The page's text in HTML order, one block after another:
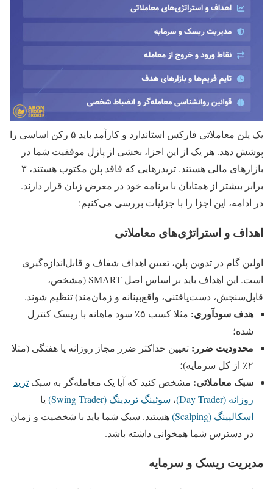
یک پلن معاملاتی فارکس استاندارد و کارآمد باید ۵ رکن اساسی را
پوشش دهد. هر یک از این اجزا، بخشی از پازل موفقیت شما در
بازارهای مالی هستند. تریدرهایی که فاقد پلن مکتوب هستند، ۳
برابر بیشتر از همتایان با برنامه خود در معرض زیان قرار دارند.
در ادامه، این اجزا را با جزئیات بررسی می‌کنیم:
اهداف و استراتژی‌های معاملاتی
اولین گام در تدوین پلن، تعیین اهداف شفاف و قابل‌اندازه‌گیری
است. این اهداف باید بر اساس اصل SMART (مشخص،
قابل‌سنجش، دست‌یافتنی، واقع‌بینانه و زمان‌مند) تنظیم شوند.
هدف سودآوری:
مثلا کسب ۵٪ سود ماهانه با ریسک کنترل
شده؛
محدودیت ضرر: تعیین حداکثر ضرر مجاز روزانه یا هفتگی (مثلا
۲٪ از کل سرمایه)؛
سبک معاملاتی: مشخص کنید که آیا یک معامله‌گر به سبک ترید
روزانه (Day Trader)
، سوئینگ تریدینگ (Swing Trader)
یا
اسکالپینگ (Scalping)
هستید. سبک شما باید با شخصیت و زمان
در دسترس شما همخوانی داشته باشد.
مدیریت ریسک و سرمایه